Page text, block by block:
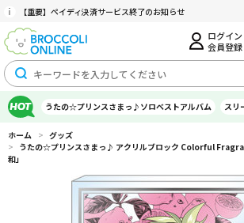
【重要】ペイディ決済サービス終了のお知らせ
ログイン
会員登録
うたの☆プリンスさまっ♪ソロベストアルバム スリ
ホーム > グッズ
> うたの☆プリンスさまっ♪ アクリルブロック Colorful
和」